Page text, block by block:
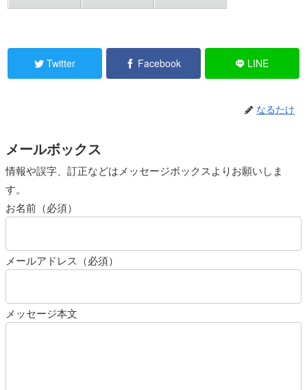
Twitter Facebook LINE
なるたけ
メールボックス
情報や誤字、訂正などはメッセージボックスよりお願いしま
す。
お名前（必須）
メールアドレス（必須）
メッセージ本文